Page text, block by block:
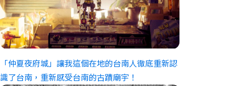
「仲夏夜府城」讓我這個在地的台南人徹底重新認
識了台南，重新感受台南的古蹟廟宇！